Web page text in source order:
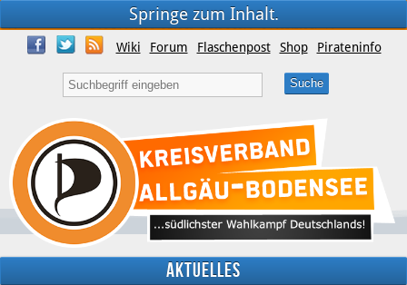
Springe zum Inhalt.
Wiki Forum Flaschenpost Shop Pirateninfo
Aktuelles